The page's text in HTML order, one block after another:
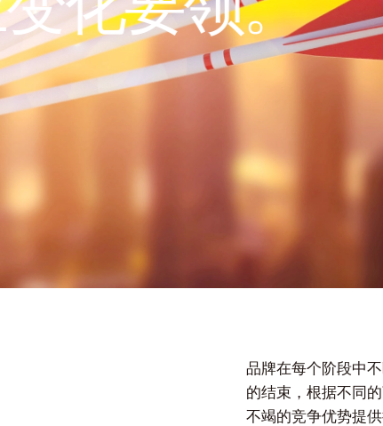
100家
品牌在每个阶段中
的结束，根据不同
不竭的竞争优势提